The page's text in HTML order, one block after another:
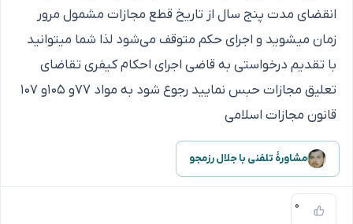
انقضای مدت پنج سال از تاریخ قطع مجازات مشمول مرور
زمان میشوید و اجرای حکم متوقف می‌شود لذا شما میتوانید
با تقدیم درخواستی به قاضی اجرای احکام کیفری تقاضای
تعلیق مجازات حبس نمایید رجوع شود به مواد ۷۷و ۱۰۵و ۱۰۷
قانون مجازات اسلامی
مشاورهٔ تلفنی با جلال رزمجو
۰